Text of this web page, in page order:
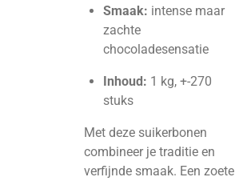
Smaak: intense maar
zachte
chocoladesensatie
Inhoud: 1 kg, +-270
stuks
Met deze suikerbonen
combineer je traditie en
verfijnde smaak. Een zoete